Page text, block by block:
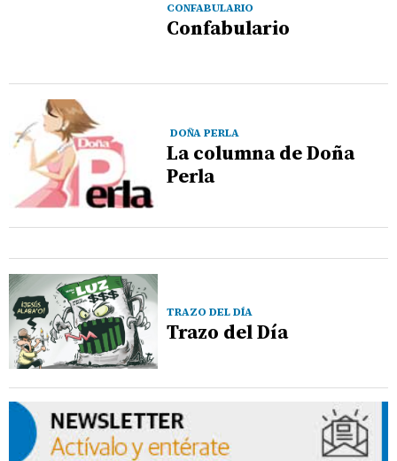
CONFABULARIO
Confabulario
DOÑA PERLA
La columna de Doña
Perla
TRAZO DEL DÍA
Trazo del Día